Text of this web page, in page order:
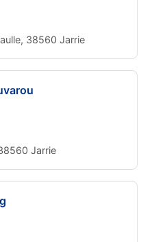
38560 Jarrie
Jarrie